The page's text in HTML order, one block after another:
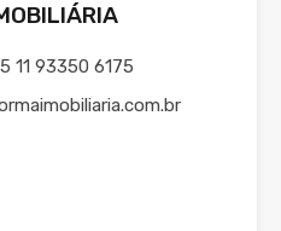
11 93350 6175